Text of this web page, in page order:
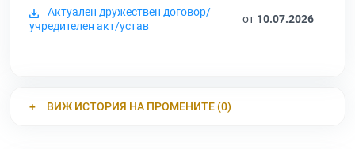
Актуален дружествен договор/
учредителен акт/устав
от 10.07.2026
ВИЖ ИСТОРИЯ НА ПРОМЕНИТЕ (0)